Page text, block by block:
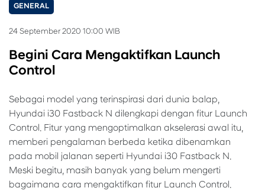
GENERAL
24 September 2020 10:00 WIB
Begini Cara Mengaktifkan Launch
Control
Sebagai model yang terinspirasi dari dunia balap,
Hyundai i30 Fastback N dilengkapi dengan fitur Launch
Control. Fitur yang mengoptimalkan akselerasi awal itu,
memberi pengalaman berbeda ketika dibenamkan
pada mobil jalanan seperti Hyundai i30 Fastback N.
Meski begitu, masih banyak yang belum mengerti
bagaimana cara mengaktifkan fitur Launch Control.